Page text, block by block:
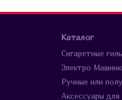
Каталог
Сигаретные
Электро
Ручные или
Аксессуары для